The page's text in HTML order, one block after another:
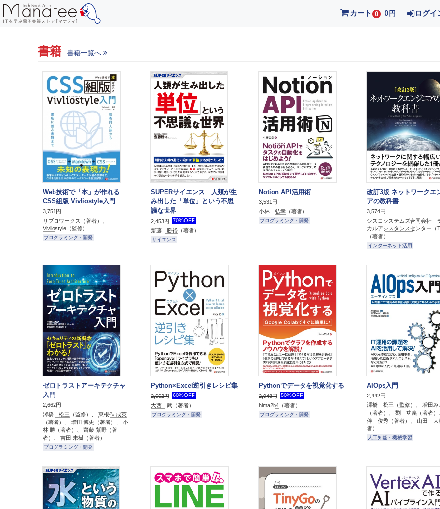
カート 0 0 円 ログイ
書籍 書籍一覧へ
Web技術で「本」が作れる
CSS組版 Vivliostyle入門
3,751円
リブロワークス
（著者）、
Vivliostyle （監修）
プログラミング・開発
SUPERサイエンス 人類が生
み出した「単位」という不思
議な世界
2,453円 70%OFF
齋藤 勝裕 （著者）
サイエンス
Notion API活用術
3,531円
小林 弘幸 （著者）
プログラミング・開発
改訂3版 ネットワークエ
アの教科書
3,574円
シスコシステムズ合同会社
カルアシスタンスセンター（
（著者）
インターネット活用
ゼロトラストアーキテクチャ
入門
2,662円
澤橋 松王 （監修）、 東根作 成英
（著者）、 増田 博史 （著者）、 小
林 勝 （著者）、 齊藤 紫野 （著
者）、 吉田 未樹 （著者）
プログラミング・開発
Python×Excel逆引きレシピ集
2,662円 60%OFF
大西 武 （著者）
プログラミング・開発
Pythonでデータを視覚化する
2,948円 50%OFF
hima2b4 （著者）
プログラミング・開発
AIOps入門
2,442円
澤橋 松王 （監修）、 増田み
（著者）、 劉 功義 （著者）
伴 俊秀 （著者）、 山田 大
者）
人工知能・機械学習